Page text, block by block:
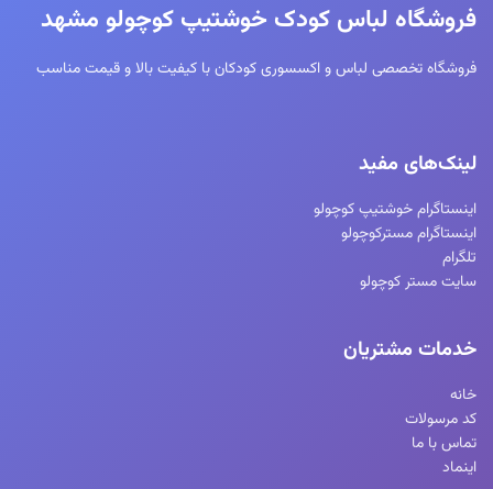
فروشگاه لباس کودک خوشتیپ کوچولو مشهد
فروشگاه تخصصی لباس و اکسسوری کودکان با کیفیت بالا و قیمت مناسب
لینک‌های مفید
اینستاگرام خوشتیپ کوچولو
اینستاگرام مسترکوچولو
تلگرام
سایت مستر کوچولو
خدمات مشتریان
خانه
کد مرسولات
تماس با ما
اینماد